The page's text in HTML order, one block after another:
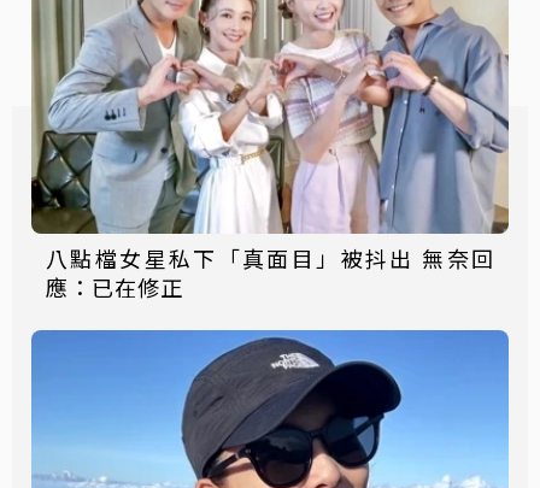
八點檔女星私下「真面目」被抖出 無奈回
應：已在修正